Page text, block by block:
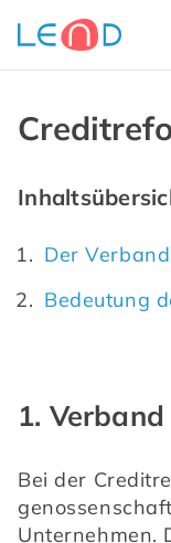
Der
Bedeutung
1.
Bei der
Unternehmen.